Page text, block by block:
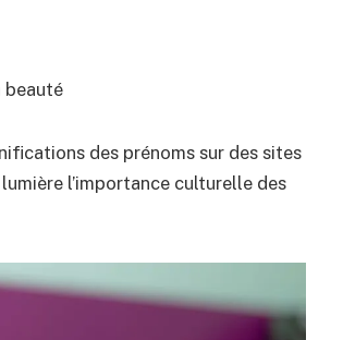
beauté
des prénoms sur des sites
l’importance culturelle des